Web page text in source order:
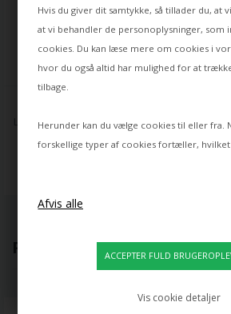
Hvis du giver dit samtykke, så tillader du, at
at vi behandler de personoplysninger, som
cookies. Du kan læse mere om cookies i
hvor du også altid har mulighed for at
tilbage.
Herunder kan du vælge cookies til eller fra.
forskellige typer af cookies fortæller,
Vis cookie detaljer
LYSEKRONE, KOBBER
POPULÆRT LIGE NU